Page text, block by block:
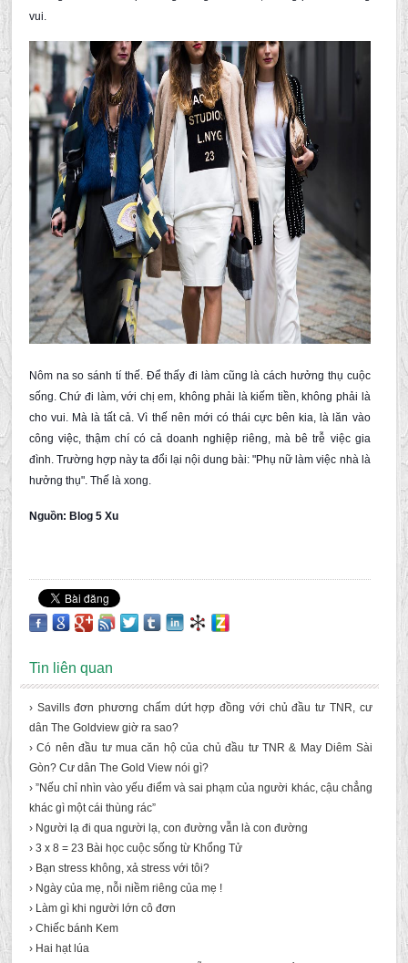
vui.
Nôm na so sánh tí thế. Để thấy đi làm cũng là cách hưởng thụ cuộc
sống. Chứ đi làm, với chị em, không phải là kiếm tiền, không phải là
cho vui. Mà là tất cả. Vì thế nên mới có thái cực bên kia, là lăn vào
công việc, thậm chí có cả doanh nghiệp riêng, mà bê trễ việc gia
đình. Trường hợp này ta đổi lại nội dung bài: "Phụ nữ làm việc nhà là
hưởng thụ". Thế là xong.
Nguồn: Blog 5 Xu
Tin liên quan
› Savills đơn phương chấm dứt hợp đồng với chủ đầu tư TNR, cư
dân The Goldview giờ ra sao?
› Có nên đầu tư mua căn hộ của chủ đầu tư TNR & May Diêm Sài
Gòn? Cư dân The Gold View nói gì?
› ”Nếu chỉ nhìn vào yếu điểm và sai phạm của người khác, cậu chẳng
khác gì một cái thùng rác”
› Người lạ đi qua người lạ, con đường vẫn là con đường
› 3 x 8 = 23 Bài học cuộc sống từ Khổng Tử
› Bạn stress không, xả stress với tôi?
› Ngày của mẹ, nỗi niềm riêng của mẹ !
› Làm gì khi người lớn cô đơn
› Chiếc bánh Kem
› Hai hạt lúa